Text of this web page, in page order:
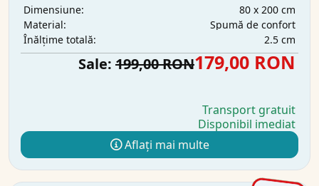
Dimensiune:
80 x 200 cm
Material:
Spumă de confort
Înălțime totală:
2.5 cm
Sale: 199,00 RON179,00 RON
Transport gratuit
Disponibil imediat
Aflați mai multe